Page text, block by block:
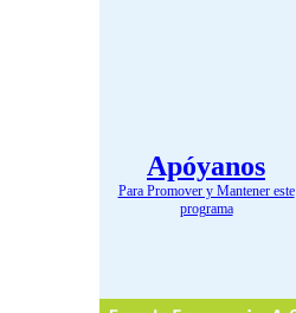
Apóyanos
Para Promover y Mantener este
programa